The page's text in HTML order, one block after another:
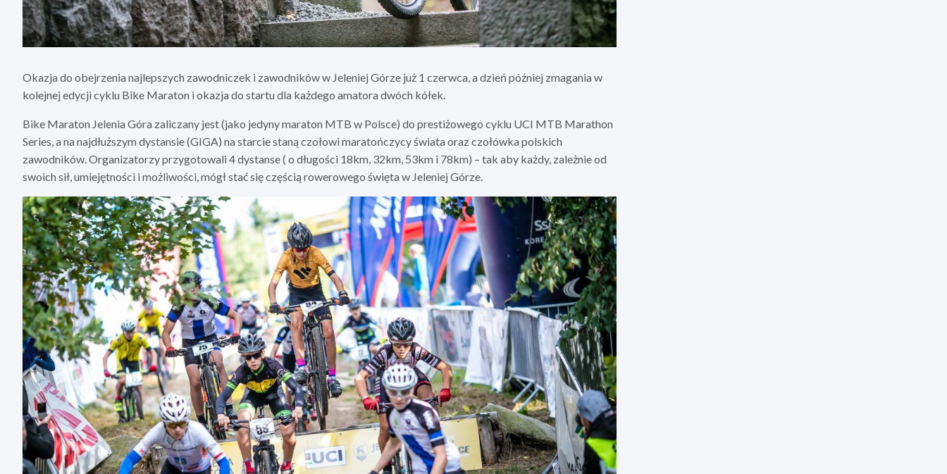
Okazja do obejrzenia najlepszych zawodniczek i zawodników w Jeleniej Górze już 1 czerwca, a dzień później zmagania w
kolejnej edycji cyklu Bike Maraton i okazja do startu dla każdego amatora dwóch kółek.
Bike Maraton Jelenia Góra zaliczany jest (jako jedyny maraton MTB w Polsce) do prestiżowego cyklu UCI MTB Marathon
Series, a na najdłuższym dystansie (GIGA) na starcie staną czołowi maratończycy świata oraz czołówka polskich
zawodników. Organizatorzy przygotowali 4 dystanse ( o długości 18km, 32km, 53km i 78km) – tak aby każdy, zależnie od
swoich sił, umiejętności i możliwości, mógł stać się częścią rowerowego święta w Jeleniej Górze.